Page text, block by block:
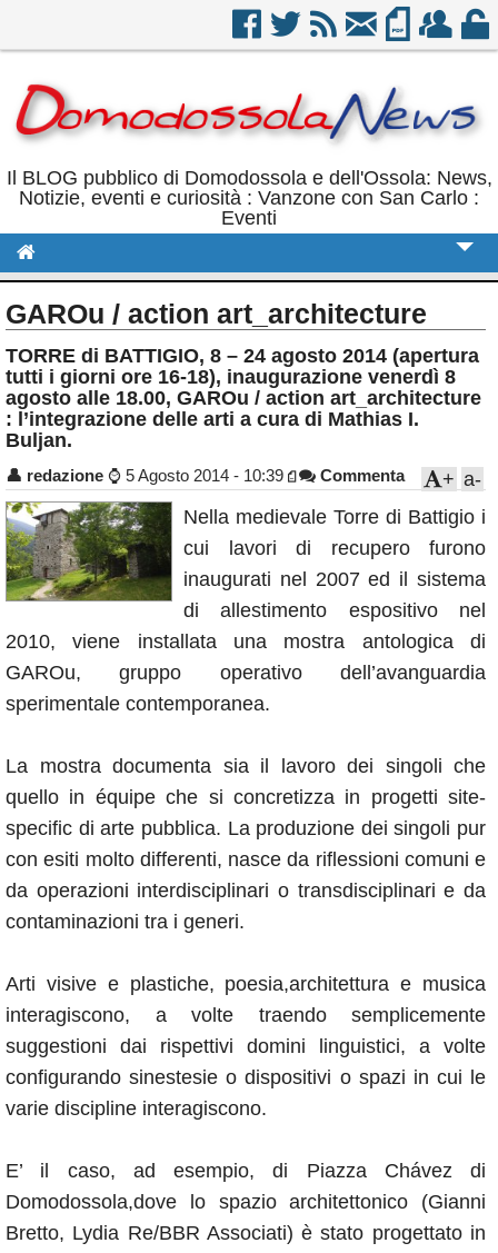
Il BLOG pubblico di Domodossola e dell'Ossola: News,
Notizie, eventi e curiosità : Vanzone con San Carlo :
Eventi
Politica
Sport
Eventi
Calendario
Annunci
GAROu / action art_architecture
TORRE di BATTIGIO, 8 – 24 agosto 2014 (apertura
tutti i giorni ore 16-18), inaugurazione venerdì 8
agosto alle 18.00, GAROu / action art_architecture
: l’integrazione delle arti a cura di Mathias I.
Buljan.
👤 redazione ⌚ 5 Agosto 2014 - 10:39 Commenta a-
+
Nella medievale Torre di Battigio i
cui lavori di recupero furono
inaugurati nel 2007 ed il sistema
di allestimento espositivo nel
2010, viene installata una mostra antologica di
GAROu, gruppo operativo dell’avanguardia
sperimentale contemporanea.
La mostra documenta sia il lavoro dei singoli che
quello in équipe che si concretizza in progetti site-
specific di arte pubblica. La produzione dei singoli pur
con esiti molto differenti, nasce da riflessioni comuni e
da operazioni interdisciplinari o transdisciplinari e da
contaminazioni tra i generi.
Arti visive e plastiche, poesia,architettura e musica
interagiscono, a volte traendo semplicemente
suggestioni dai rispettivi domini linguistici, a volte
configurando sinestesie o dispositivi o spazi in cui le
varie discipline interagiscono.
E’ il caso, ad esempio, di Piazza Chávez di
Domodossola,dove lo spazio architettonico (Gianni
Bretto, Lydia Re/BBR Associati) è stato progettato in